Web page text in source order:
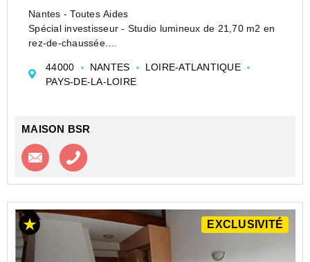
Nantes - Toutes Aides
Spécial investisseur - Studio lumineux de 21,70 m2 en
rez-de-chaussée.
et salle d'eau avec wc.
Fenêtres en double vitrages.
44000 NANTES
LOIRE-ATLANTIQUE
PAYS-DE-LA-LOIRE
MAISON BSR
Contacter l'agence
EXCLUSIVITÉ